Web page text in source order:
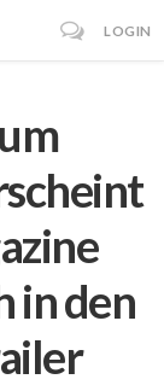
LOGIN
in den